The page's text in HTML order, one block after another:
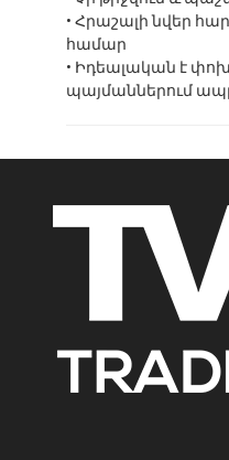
• Հրաշալի նվեր
համար
• Իդեալական է
պայմաններում